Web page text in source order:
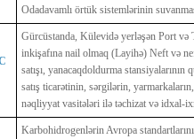
Odadavamlı örtük sistemlərinin
Gürcüstanda, Külevidə yerləşən Port və
inkişafına nail olmaq (Layihə) Neft və
satışı, yanacaqdoldurma
satış ticarətinin, sərgilərin,
nəqliyyat vasitələri ilə təchizat və idxal-
Karbohidrogenlərin Avropa